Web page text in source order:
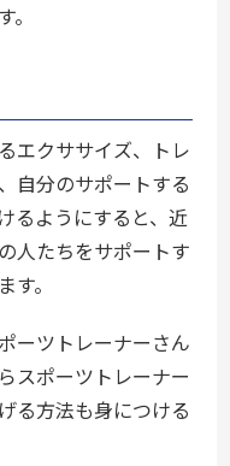
エクササイズ、トレ
自分のサポートする
るようにすると、近
人たちをサポートす
。
ーツトレーナーさん
スポーツトレーナー
る方法も身につける